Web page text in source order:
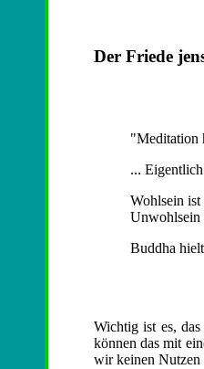
Der Friede
"Meditation
...
Wohlsein ist
Unwohlsein
Buddha
Wichtig ist es,
können das mit
wir keinen Nutzen